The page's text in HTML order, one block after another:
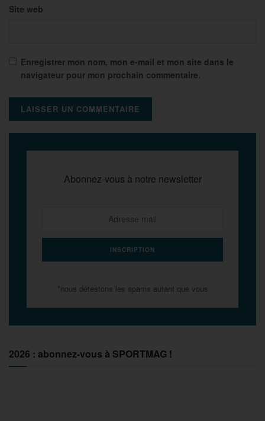
Site web
Enregistrer mon nom, mon e-mail et mon site dans le
navigateur pour mon prochain commentaire.
Abonnez-vous à notre newsletter
*nous détestons les spams autant que vous
2026 : abonnez-vous à SPORTMAG !